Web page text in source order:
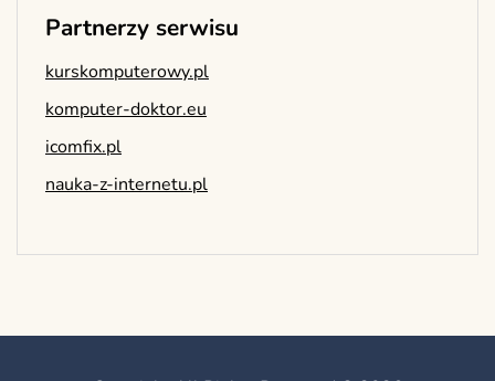
Partnerzy serwisu
kurskomputerowy.pl
komputer-doktor.eu
icomfix.pl
nauka-z-internetu.pl